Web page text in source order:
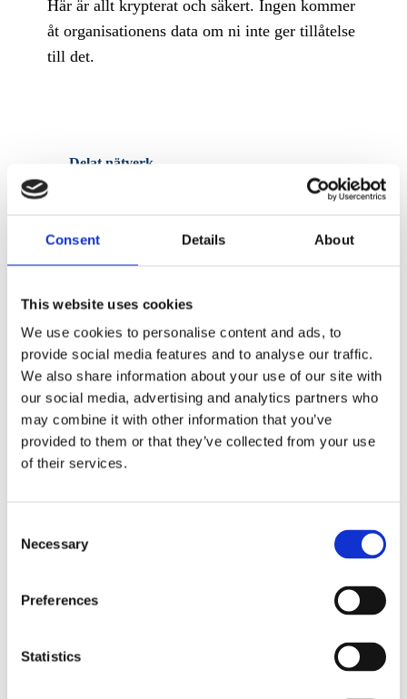
Consent Details About
This website uses cookies
We use cookies to personalise content and ads, to
provide social media features and to analyse our traffic.
We also share information about your use of our site with
our social media, advertising and analytics partners who
may combine it with other information that you’ve
provided to them or that they’ve collected from your use
of their services.
Selection
Necessary
Preferences
Statistics
Här är allt krypterat och säkert. Ingen kommer
åt organisationens data om ni inte ger tillåtelse
till det.
Delat nätverk
Automatiserad uppföljning
Ni får en automatiserad kontroll och uppföljning av
era leverantörers cybersäkerhet för att uppfylla
kraven i NIS2 / Cybersäkerhetslagen.
Byggd och kartlagd mot juridiska krav som NIS2